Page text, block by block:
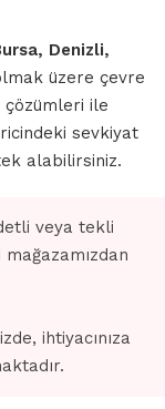
Denizli,
üzere çevre
ile
sevkiyat
alabilirsiniz.
veya tekli
ihtiyacınıza